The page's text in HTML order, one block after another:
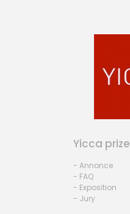
Yicca prize
- Annonce
- FAQ
- Exposition
- Jury